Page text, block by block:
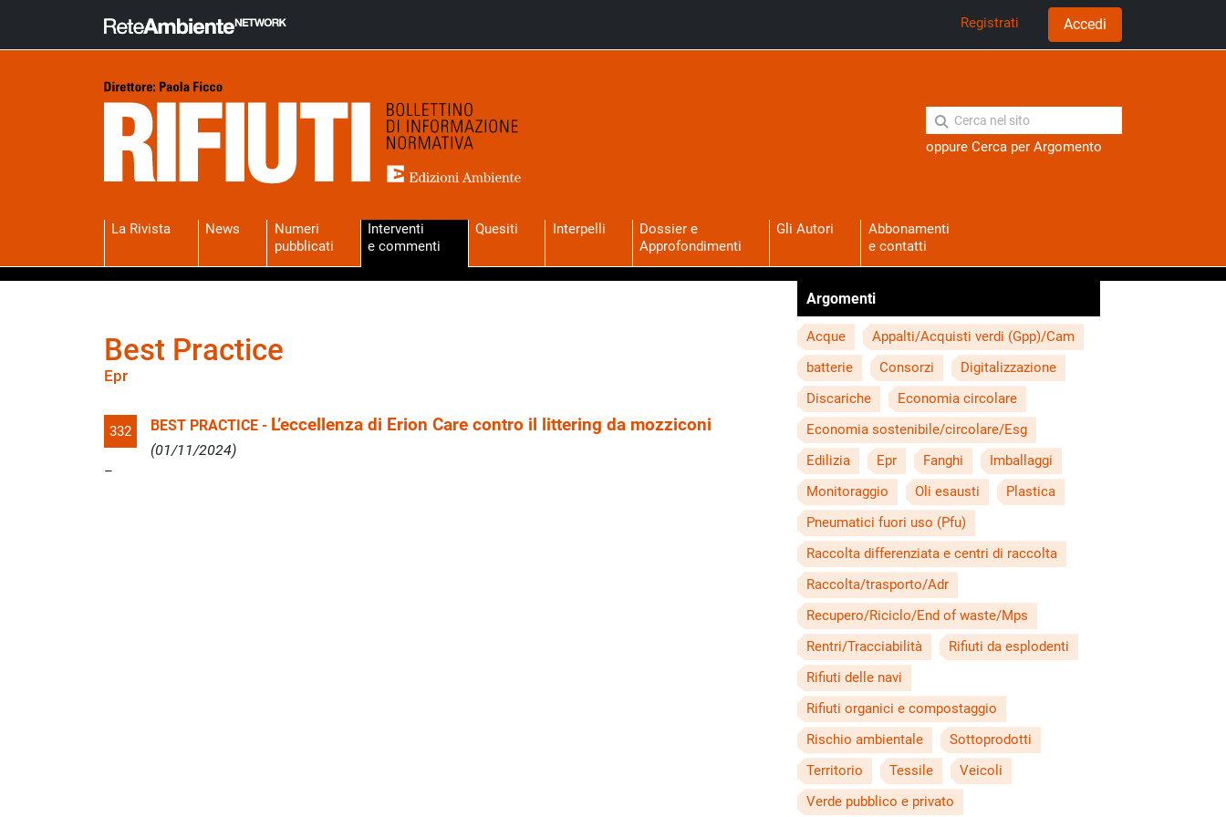
Registrati Accedi
oppure Cerca per Argomento
La Rivista News
Numeri
pubblicati
Interventi
e commenti
Quesiti Interpelli
Dossier e
Approfondimenti
Gli Autori
Abbonamenti
e contatti
Best Practice
Epr
332 BEST PRACTICE - L’eccellenza di Erion Care contro il littering da mozziconi
(01/11/2024)
Argomenti
Acque
Appalti/Acquisti verdi (Gpp)/Cam
batterie
Consorzi
Digitalizzazione
Discariche
Economia circolare
Economia sostenibile/circolare/Esg
Edilizia
Epr Fanghi
Imballaggi
Monitoraggio
Oli esausti
Plastica
Pneumatici fuori uso (Pfu)
Raccolta differenziata e centri di raccolta
Raccolta/trasporto/Adr
Recupero/Riciclo/End of waste/Mps
Rentri/Tracciabilità
Rifiuti da esplodenti
Rifiuti delle navi
Rifiuti organici e compostaggio
Rischio ambientale
Sottoprodotti
Territorio
Tessile
Veicoli
Verde pubblico e privato